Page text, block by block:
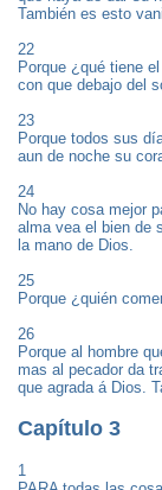
También es esto
22
Porque ¿qué tiene
con que debajo del
23
Porque todos sus
aun de noche su
24
No hay cosa mejor
alma vea el bien de
la mano de Dios.
25
Porque ¿quién
26
Porque al hombre
mas al pecador da
que agrada á Dios.
Capítulo 3
1